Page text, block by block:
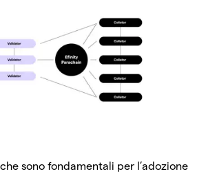
sono fondamentali per l’adozione